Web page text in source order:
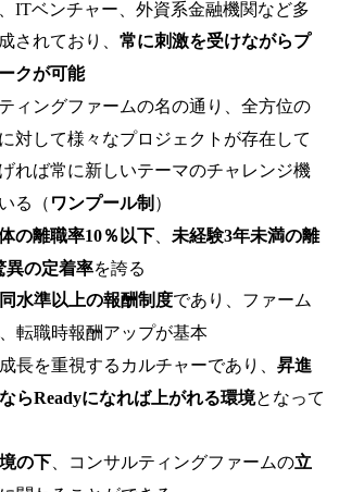
ITベンチャー、外資系金融機関など多
されており、 常に刺激を受けながらプ
クが可能
ィングファームの名の通り、全方位の
対して様々なプロジェクトが存在して
れば常に新しいテーマのチャレンジ機
る（ ワンプール制 ）
の離職率10％以下
未経験3年未満の離
異の定着率を誇る
水準以上の報酬制度であり、ファーム
転職時報酬アップが基本
⾧を重視するカルチャーであり、 昇進
らReadyになれば上がれる環境となって
の下 、コンサルティングファームの立